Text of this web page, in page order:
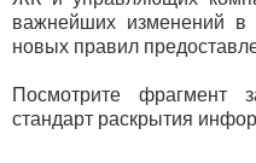
важнейших изменений
новых правил
Посмотрите фрагмент
стандарт раскрытия